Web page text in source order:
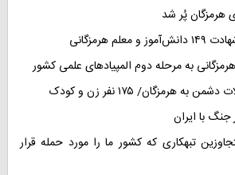
جنگ با ایران
تبهکاری که کشور ما را مورد حمله قرار